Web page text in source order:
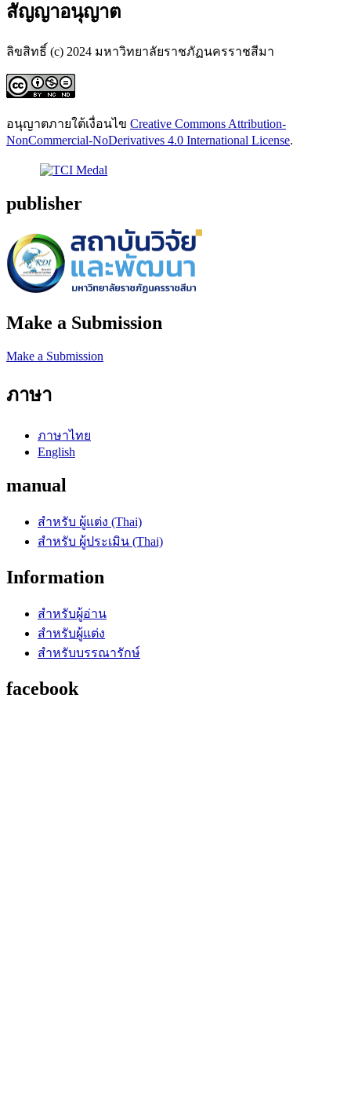
สัญญาอนุญาต
ลิขสิทธิ์ (c) 2024 มหาวิทยาลัยราชภัฏนครราชสีมา
อนุญาตภายใต้เงื่อนไข Creative Commons Attribution-
NonCommercial-NoDerivatives 4.0 International License.
publisher
Make a Submission
Make a Submission
ภาษา
ภาษาไทย
English
manual
สำหรับ ผู้แต่ง (Thai)
สำหรับ ผู้ประเมิน (Thai)
Information
สำหรับผู้อ่าน
สำหรับผู้แต่ง
สำหรับบรรณารักษ์
facebook